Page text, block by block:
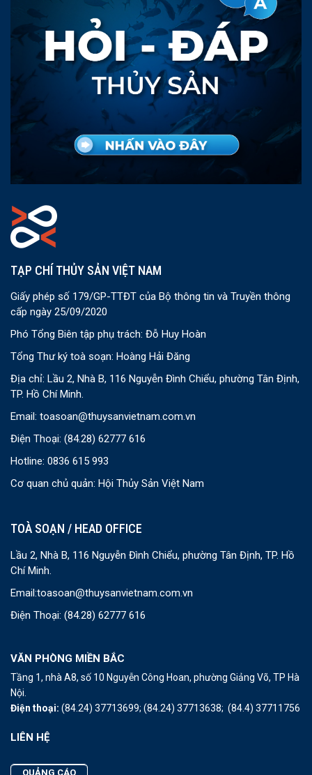
TẠP CHÍ THỦY SẢN VIỆT NAM
Giấy phép số 179/GP-TTĐT của Bộ thông tin và Truyền thông
cấp ngày 25/09/2020
Phó Tổng Biên tập phụ trách: Đỗ Huy Hoàn
Tổng Thư ký toà soạn: Hoàng Hải Đăng
Địa chỉ: Lầu 2, Nhà B, 116 Nguyễn Đình Chiểu, phường Tân Định,
TP. Hồ Chí Minh.
Email: toasoan@thuysanvietnam.com.vn
Điện Thoại: (84.28) 62777 616
Hotline: 0836 615 993
Cơ quan chủ quản: Hội Thủy Sản Việt Nam
TOÀ SOẠN / HEAD OFFICE
Lầu 2, Nhà B, 116 Nguyễn Đình Chiểu, phường Tân Định, TP. Hồ
Chí Minh.
Email:toasoan@thuysanvietnam.com.vn
Điện Thoại: (84.28) 62777 616
VĂN PHÒNG MIỀN BẮC
Tầng 1, nhà A8, số 10 Nguyễn Công Hoan, phường Giảng Võ, TP Hà
Nội.
Điện thoại: (84.24) 37713699; (84.24) 37713638; (84.4) 37711756
LIÊN HỆ
QUẢNG CÁO